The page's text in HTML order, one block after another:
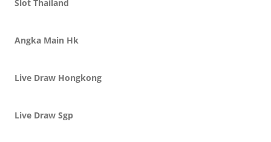
Slot Thailand
Angka Main Hk
Live Draw Hongkong
Live Draw Sgp